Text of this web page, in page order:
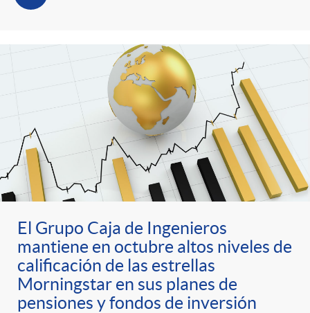
r
i
a
s
El Grupo Caja de Ingenieros
mantiene en octubre altos niveles de
calificación de las estrellas
Morningstar en sus planes de
pensiones y fondos de inversión